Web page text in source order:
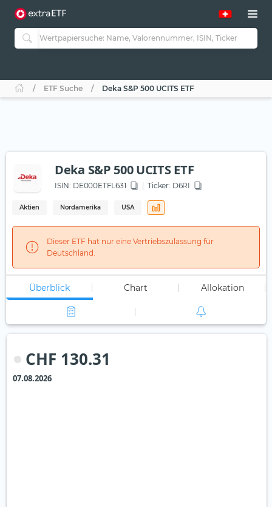
ETF Suche Deka S&P 500 UCITS ETF
Deka S&P 500 UCITS ETF
ISIN: DE000ETFL631 Ticker: D6RI
Aktien Nordamerika USA
Dieser ETF hat nur eine Vertriebszulassung für
Deutschland.
Überblick Chart Allokation
CHF 130.31
07.08.2026